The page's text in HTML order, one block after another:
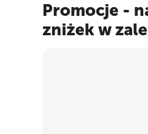
Promocje -
zniżek w